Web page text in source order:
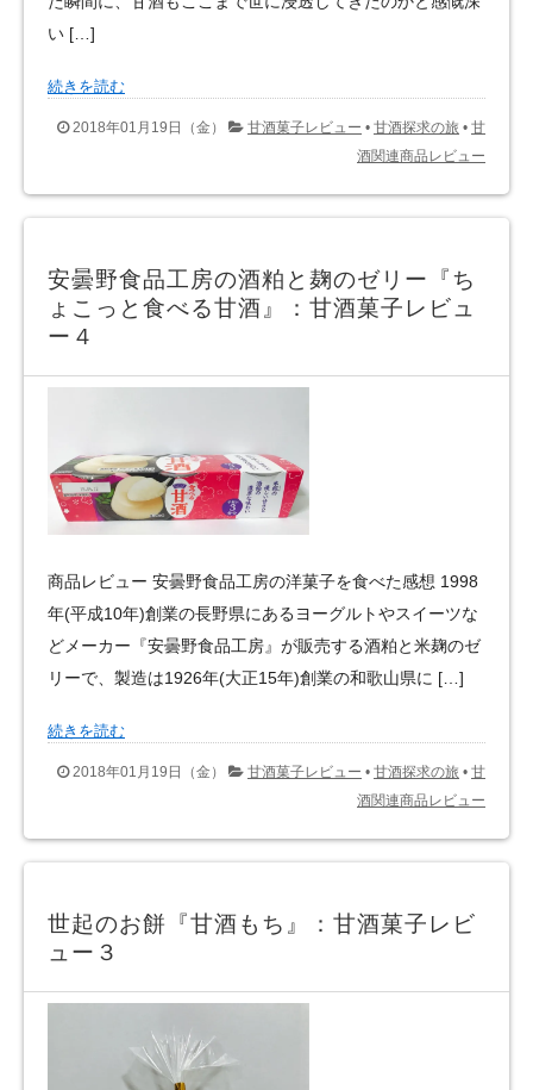
い […]
続きを読む
2018年01月19日（金） 甘酒菓子レビュー • 甘酒探求の旅 • 甘
酒関連商品レビュー
安曇野食品工房の酒粕と麹のゼリー『ち
ょこっと食べる甘酒』：甘酒菓子レビュ
ー４
商品レビュー 安曇野食品工房の洋菓子を食べた感想 1998
年(平成10年)創業の長野県にあるヨーグルトやスイーツな
どメーカー『安曇野食品工房』が販売する酒粕と米麹のゼ
リーで、製造は1926年(大正15年)創業の和歌山県に […]
続きを読む
2018年01月19日（金） 甘酒菓子レビュー • 甘酒探求の旅 • 甘
酒関連商品レビュー
世起のお餅『甘酒もち』：甘酒菓子レビ
ュー３